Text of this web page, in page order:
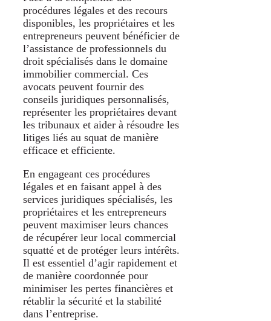
procédures légales et des recours
disponibles, les propriétaires et les
entrepreneurs peuvent bénéficier de
l’assistance de professionnels du
droit spécialisés dans le domaine
immobilier commercial. Ces
avocats peuvent fournir des
conseils juridiques personnalisés,
représenter les propriétaires devant
les tribunaux et aider à résoudre les
litiges liés au squat de manière
efficace et efficiente.
En engageant ces procédures
légales et en faisant appel à des
services juridiques spécialisés, les
propriétaires et les entrepreneurs
peuvent maximiser leurs chances
de récupérer leur local commercial
squatté et de protéger leurs intérêts.
Il est essentiel d’agir rapidement et
de manière coordonnée pour
minimiser les pertes financières et
rétablir la sécurité et la stabilité
dans l’entreprise.